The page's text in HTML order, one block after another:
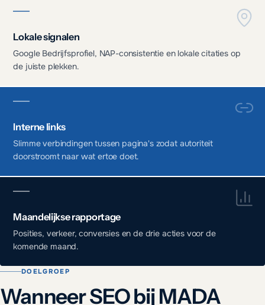
Lokale signalen
Google Bedrijfsprofiel, NAP-consistentie en lokale citaties op
de juiste plekken.
Interne links
Slimme verbindingen tussen pagina's zodat autoriteit
doorstroomt naar wat ertoe doet.
Maandelijkse rapportage
Posities, verkeer, conversies en de drie acties voor de
komende maand.
DOELGROEP
Wanneer SEO bij MADA